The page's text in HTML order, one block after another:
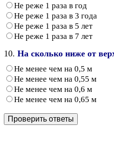
Не реже 1 раза в год
Не реже 1 раза в 3 года
Не реже 1 раза в 5 лет
Не реже 1 раза в 7 лет
10. На сколько ниже от
Не менее чем на 0,5 м
Не менее чем на 0,55 м
Не менее чем на 0,6 м
Не менее чем на 0,65 м